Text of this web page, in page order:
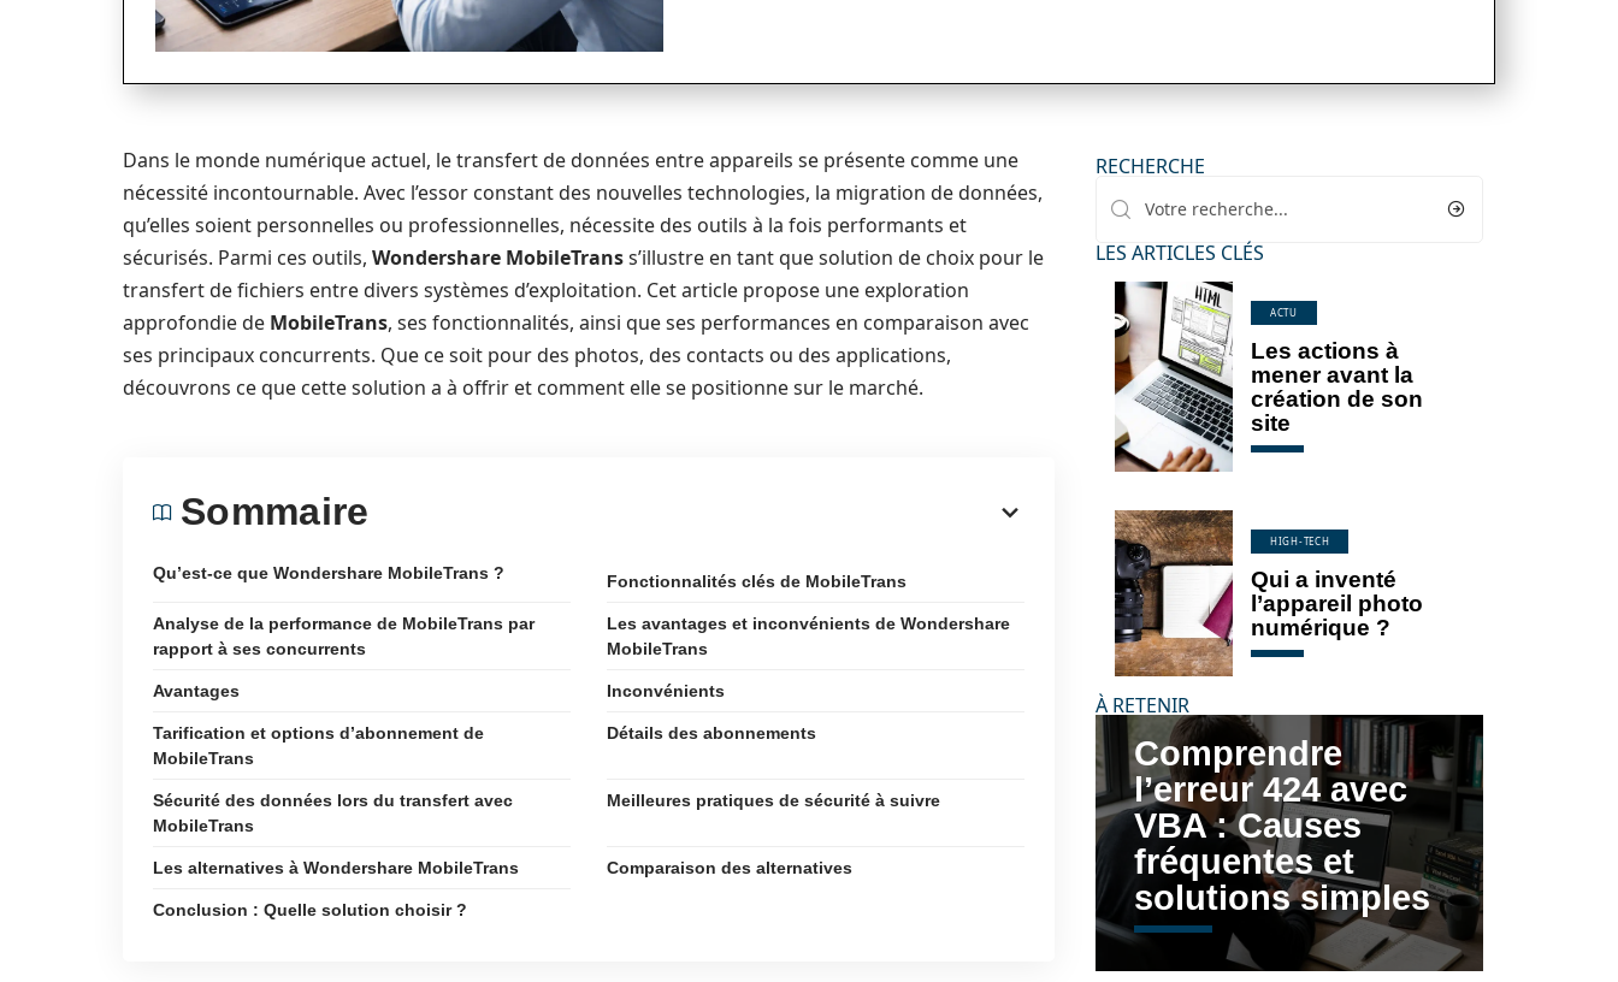
Dans le monde numérique actuel, le transfert de données entre appareils se présente comme une
nécessité incontournable. Avec l’essor constant des nouvelles technologies, la migration de données,
qu’elles soient personnelles ou professionnelles, nécessite des outils à la fois performants et
sécurisés. Parmi ces outils, Wondershare MobileTranss’illustre en tant que solution de choix pour le
transfert de fichiers entre divers systèmes d’exploitation. Cet article propose une exploration
approfondie de MobileTrans, ses fonctionnalités, ainsi que ses performances en comparaison avec
ses principaux concurrents. Que ce soit pour des photos, des contacts ou des applications,
découvrons ce que cette solution a à offrir et comment elle se positionne sur le marché.
Sommaire
Qu’est-ce que Wondershare MobileTrans ? Fonctionnalités clés de MobileTrans
Analyse de la performance de MobileTrans par
rapport à ses concurrents
Les avantages et inconvénients de Wondershare
MobileTrans
Avantages Inconvénients
Tarification et options d’abonnement de
MobileTrans
Détails des abonnements
Sécurité des données lors du transfert avec
MobileTrans
Meilleures pratiques de sécurité à suivre
Les alternatives à Wondershare MobileTrans Comparaison des alternatives
Conclusion : Quelle solution choisir ?
RECHERCHE
LES ARTICLES CLÉS
ACTU
Les actions à
mener avant la
création de son
site
HIGH-TECH
Qui a inventé
l’appareil photo
numérique ?
À RETENIR
Comprendre
l’erreur 424 avec
VBA : Causes
fréquentes et
solutions simples